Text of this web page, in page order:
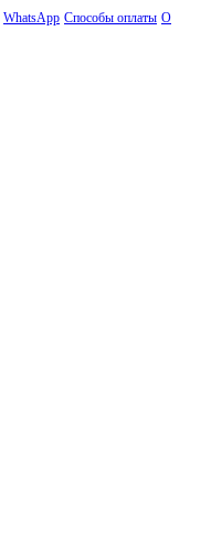
WhatsApp Способы оплаты О